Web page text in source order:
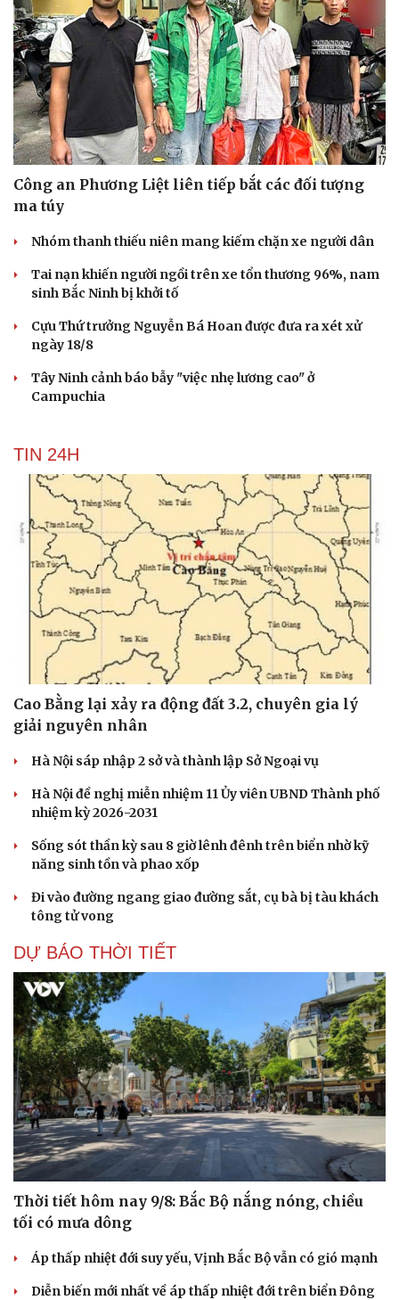
Du lịch
Tư vấn
Săn Tour
check-in
Podcast
Câu chuyện thời sự
Đọc truyện đêm khuya
Kể chuyện cho bé
Công an Phương Liệt liên tiếp bắt các đối tượng
ma túy
Nhóm thanh thiếu niên mang kiếm chặn xe người dân
Tai nạn khiến người ngồi trên xe tổn thương 96%, nam
sinh Bắc Ninh bị khởi tố
Cựu Thứ trưởng Nguyễn Bá Hoan được đưa ra xét xử
ngày 18/8
Tây Ninh cảnh báo bẫy "việc nhẹ lương cao" ở
Campuchia
TIN 24H
Cao Bằng lại xảy ra động đất 3.2, chuyên gia lý
giải nguyên nhân
Hà Nội sáp nhập 2 sở và thành lập Sở Ngoại vụ
Hà Nội đề nghị miễn nhiệm 11 Ủy viên UBND Thành phố
nhiệm kỳ 2026-2031
Sống sót thần kỳ sau 8 giờ lênh đênh trên biển nhờ kỹ
năng sinh tồn và phao xốp
Đi vào đường ngang giao đường sắt, cụ bà bị tàu khách
tông tử vong
DỰ BÁO THỜI TIẾT
Thời tiết hôm nay 9/8: Bắc Bộ nắng nóng, chiều
tối có mưa dông
Áp thấp nhiệt đới suy yếu, Vịnh Bắc Bộ vẫn có gió mạnh
Diễn biến mới nhất về áp thấp nhiệt đới trên biển Đông